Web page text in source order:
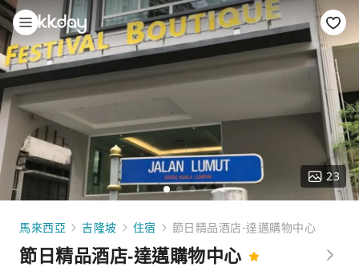
23
馬來西亞 吉隆坡 住宿 節日精品酒店-達邁購物中心
節日精品酒店-達邁購物中心